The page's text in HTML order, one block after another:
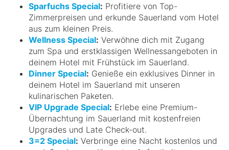
Sparfuchs Special: Profitiere von Top-
Zimmerpreisen und erkunde Sauerland vom Hotel
aus zum kleinen Preis.
Wellness Special: Verwöhne dich mit Zugang
zum Spa und erstklassigen Wellnessangeboten in
deinem Hotel mit Frühstück im Sauerland.
Dinner Special: Genieße ein exklusives Dinner in
deinem Hotel im Sauerland mit unseren
kulinarischen Paketen.
VIP Upgrade Special: Erlebe eine Premium-
Übernachtung im Sauerland mit kostenfreien
Upgrades und Late Check-out.
3=2 Special: Verbringe eine Nacht kostenlos und